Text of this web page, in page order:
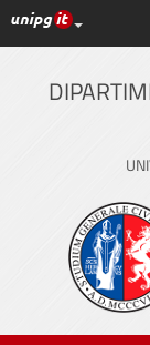
Vai
al
contenuto
principale
Link ai